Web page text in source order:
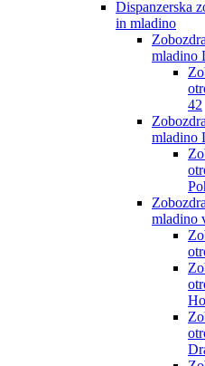
Dispanzerska
in mladino
mladino
42
mladino
mladino